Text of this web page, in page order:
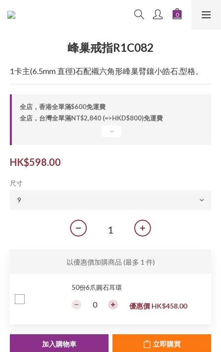
峰巢戒指R1C082
1卡主(6.5mm 直徑)石配襯六角形峰巢臂鑲小皓石,型格。
全店，香港全單滿$600免運費
全店，台灣全單滿NT$2,840 (=>HKD$800)免運費
HK$598.00
尺寸
以優惠價加購商品 (最多 1 件)
50份6爪圓石耳環
優惠價 HK$458.00
加入購物車 立即購買